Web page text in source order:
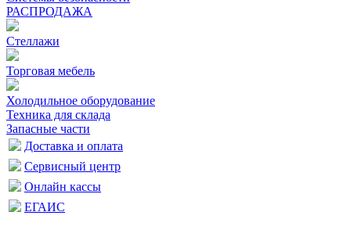
РАСПРОДАЖА
Стеллажи
Торговая мебель
Холодильное оборудование
Техника для склада
Запасные части
Доставка и оплата
Сервисный центр
Онлайн кассы
ЕГАИС